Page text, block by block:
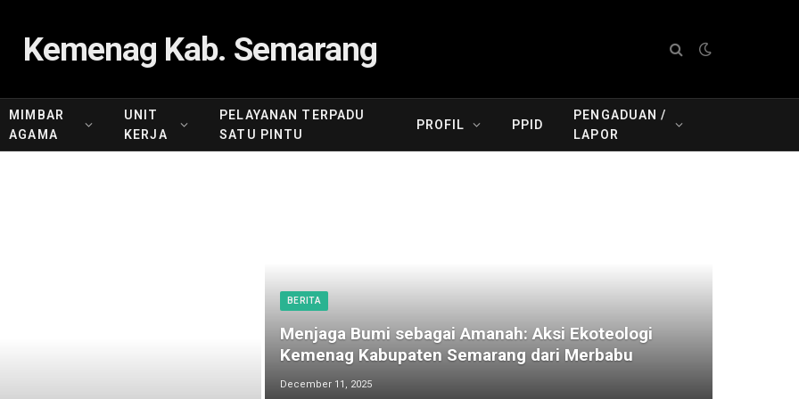
Kemenag Kab. Semarang
MIMBAR
AGAMA
UNIT
KERJA
PELAYANAN TERPADU
SATU PINTU
PROFIL PPID
PENGADUAN /
LAPOR
BERITA
Menjaga Bumi sebagai Amanah: Aksi Ekoteologi
Kemenag Kabupaten Semarang dari Merbabu
December 11, 2025